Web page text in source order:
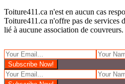
Toiture411.ca n'est en aucun cas
Toiture411.ca n'offre pas de services
lié à aucune association de couvreurs.